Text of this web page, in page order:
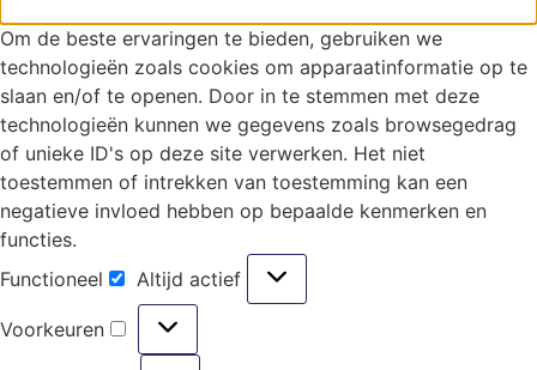
Om de beste ervaringen te bieden, gebruiken we
technologieën zoals cookies om apparaatinformatie op te
slaan en/of te openen. Door in te stemmen met deze
technologieën kunnen we gegevens zoals browsegedrag
of unieke ID's op deze site verwerken. Het niet
toestemmen of intrekken van toestemming kan een
negatieve invloed hebben op bepaalde kenmerken en
functies.
Functioneel
Altijd actief
Voorkeuren